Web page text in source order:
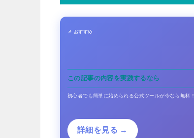
📌 おすすめ
この記事の内容を実践するなら
初心者でも簡単に始められる公式ツールが今なら無料！
詳細を見る →